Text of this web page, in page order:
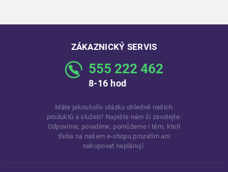
ZÁKAZNICKÝ SERVIS
555 222 462
8-16 hod
Máte jakoukoliv otázku ohledně našich
produktů a služeb? Napište nám či zavolejte.
Odpovíme, poradíme, pomůžeme i těm, kteří
třeba na našem e-shopu prozatím ani
nakupovat neplánují.